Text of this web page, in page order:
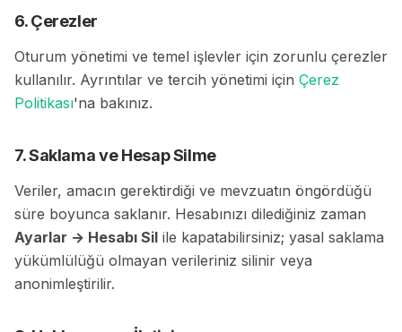
6. Çerezler
Oturum yönetimi ve temel işlevler için zorunlu çerezler
kullanılır. Ayrıntılar ve tercih yönetimi için Çerez
Politikası'na bakınız.
7. Saklama ve Hesap Silme
Veriler, amacın gerektirdiği ve mevzuatın öngördüğü
süre boyunca saklanır. Hesabınızı dilediğiniz zaman
Ayarlar → Hesabı Sil ile kapatabilirsiniz; yasal saklama
yükümlülüğü olmayan verileriniz silinir veya
anonimleştirilir.